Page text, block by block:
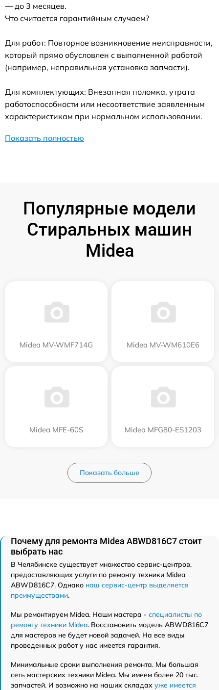
— до 3 месяцев.
Что считается гарантийным случаем?
Для работ: Повторное возникновение неисправности,
который прямо обусловлен с выполненной работой
(например, неправильная установка запчасти).
Для комплектующих: Внезапная поломка, утрата
работоспособности или несоответствие заявленным
характеристикам при нормальном использовании.
Показать полностью
Популярные модели
Стиральных машин
Midea
Midea MV-WMF714G Midea MV-WM610E6
Midea MFE-60S Midea MFG80-ES1203
Показать больше
Почему для ремонта Midea ABWD816C7 стоит
выбрать нас
В Челябинске существует множество сервис-центров,
предоставляющих услуги по ремонту техники Midea
ABWD816C7. Однако наш сервис-центр выделяется
преимуществами.
Мы ремонтируем Midea. Наши мастера - специалисты по
ремонту техники Midea. Восстановить модель ABWD816C7
для мастеров не будет новой задачей. На все виды
проведенных работ у нас имеется гарантия.
Минимальные сроки выполнения ремонта. Мы большая
сеть мастерских техники Midea. Мы имеем более 20 тыс.
запчастей. И возможно на наших складах уже имеется